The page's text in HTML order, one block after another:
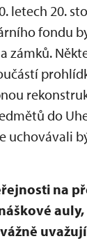
letech 20.
fondu
do
uchovávali
na